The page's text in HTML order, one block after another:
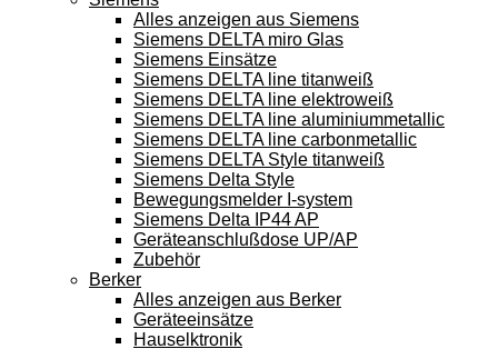
Alles anzeigen aus Siemens
Siemens DELTA miro Glas
Siemens Einsätze
Siemens DELTA line titanweiß
Siemens DELTA line elektroweiß
Siemens DELTA line aluminiummetallic
Siemens DELTA line carbonmetallic
Siemens DELTA Style titanweiß
Siemens Delta Style
Bewegungsmelder I-system
Siemens Delta IP44 AP
Geräteanschlußdose UP/AP
Zubehör
Berker
Alles anzeigen aus Berker
Geräteeinsätze
Hauselktronik